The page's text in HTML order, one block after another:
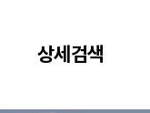
상세검색